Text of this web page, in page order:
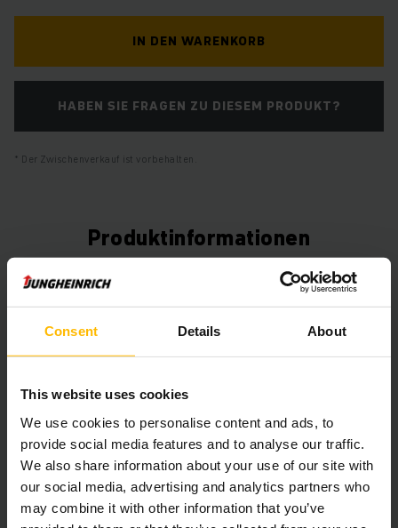
Consent Details About
This website uses cookies
We use cookies to personalise content and ads, to
provide social media features and to analyse our traffic.
We also share information about your use of our site with
our social media, advertising and analytics partners who
may combine it with other information that you’ve
IN DEN WARENKORB
HABEN SIE FRAGEN ZU DIESEM PRODUKT?
Der Zwischenverkauf ist vorbehalten.
Produktinformationen
Der folgende Abschnitt bietet eine umfassende
Zusammenfassung der technischen Spezifikationen und
Ausstattungen des Fahrzeugs.
Batterie Blei-Säure, 48 V / 625 Ah
Ladegerät Ja, 48 V / 100 A
Batterie Baujahr 2020